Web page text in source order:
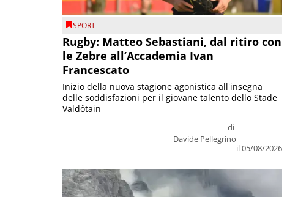
SPORT
Rugby: Matteo Sebastiani, dal ritiro con
le Zebre all’Accademia Ivan
Francescato
di
Davide Pellegrino
il 05/08/2026
Inizio della nuova stagione agonistica all'insegna
delle soddisfazioni per il giovane talento dello Stade
Valdôtain